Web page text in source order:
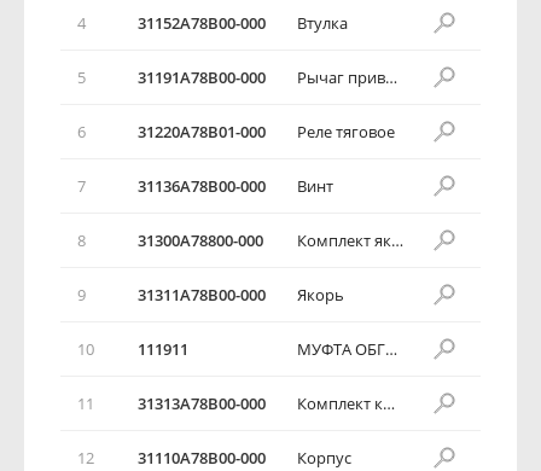
4 31152A78B00-000 Втулка
5 31191A78B00-000 Рычаг привода
6 31220A78B01-000 Реле тяговое
7 31136A78B00-000 Винт
8 31300A78800-000 Комплект якоря
9 31311A78B00-000 Якорь
10 111911 МУФТА ОБГОННАЯ
11 31313A78B00-000 Комплект колец
12 31110A78B00-000 Корпус